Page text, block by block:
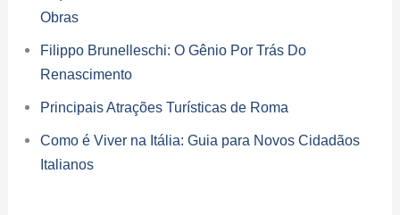
Obras
Filippo Brunelleschi: O Gênio Por Trás Do
Renascimento
Principais Atrações Turísticas de Roma
Como é Viver na Itália: Guia para Novos Cidadãos
Italianos